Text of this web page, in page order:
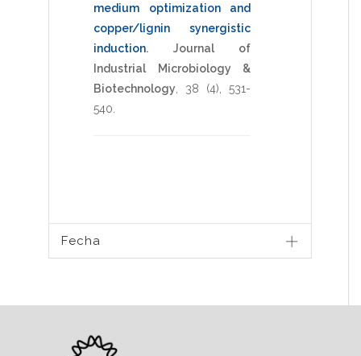
medium optimization and
copper/lignin synergistic
induction.
Journal of
Industrial Microbiology &
Biotechnology
38 (4), 531-
540
Fecha